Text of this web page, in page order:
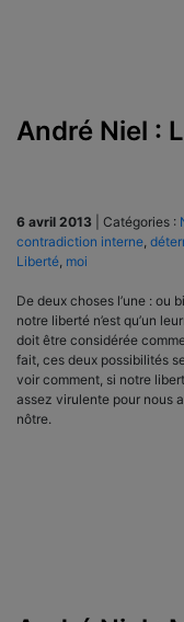
André Niel :
6 avril 2013 Catégories :
contradiction interne
Liberté moi
De deux choses l’une : ou
notre liberté n’est qu’un
doit être considérée
fait, ces deux possibilités
voir comment, si notre
assez virulente pour nous
nôtre.